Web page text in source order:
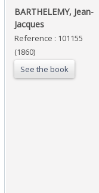
‎BARTHELEMY, Jean-
Jacques‎
Reference : 101155
(1860)
See the book